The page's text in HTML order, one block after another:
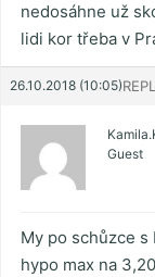
nedosáhne už
lidi kor třeba v
26.10.2018 (10:05)
Guest
My po schůzce s
hypo max na